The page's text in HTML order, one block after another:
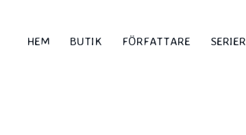
HEM BUTIK FÖRFATTARE SERIER